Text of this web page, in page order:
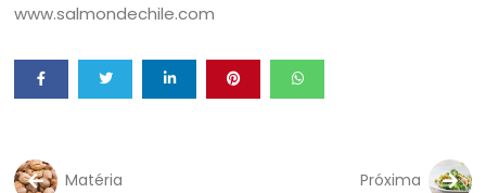
www.salmondechile.com
Matéria
Próxima